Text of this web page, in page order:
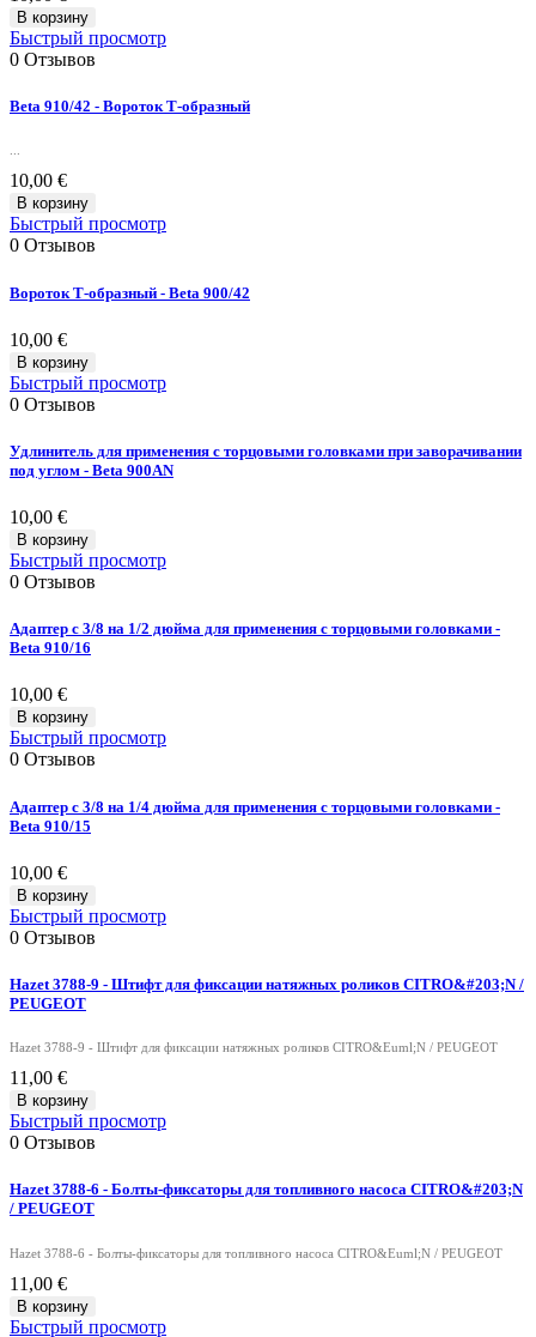
В корзину
Быстрый просмотр
0 Отзывов
Beta 910/42 - Вороток Т-образный
...
10,00 €
В корзину
Быстрый просмотр
0 Отзывов
Вороток Т-образный - Beta 900/42
10,00 €
В корзину
Быстрый просмотр
0 Отзывов
Удлинитель для применения с торцовыми головками при заворачивании
под углом - Beta 900AN
10,00 €
В корзину
Быстрый просмотр
0 Отзывов
Адаптер с 3/8 на 1/2 дюйма для применения с торцовыми головками -
Beta 910/16
10,00 €
В корзину
Быстрый просмотр
0 Отзывов
Адаптер с 3/8 на 1/4 дюйма для применения с торцовыми головками -
Beta 910/15
10,00 €
В корзину
Быстрый просмотр
0 Отзывов
Hazet 3788-9 - Штифт для фиксации натяжных роликов CITRO&#203;N /
PEUGEOT
Hazet 3788-9 - Штифт для фиксации натяжных роликов CITRO&Euml;N / PEUGEOT
11,00 €
В корзину
Быстрый просмотр
0 Отзывов
Hazet 3788-6 - Болты-фиксаторы для топливного насоса CITRO&#203;N
/ PEUGEOT
Hazet 3788-6 - Болты-фиксаторы для топливного насоса CITRO&Euml;N / PEUGEOT
11,00 €
В корзину
Быстрый просмотр